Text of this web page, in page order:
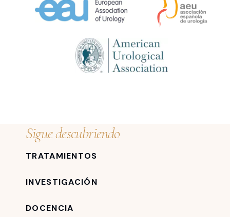
Sigue descubriendo
TRATAMIENTOS
INVESTIGACIÓN
DOCENCIA